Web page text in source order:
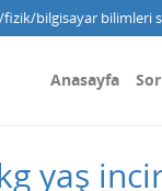
bilgisayar bilimleri
Anasayfa
yaş